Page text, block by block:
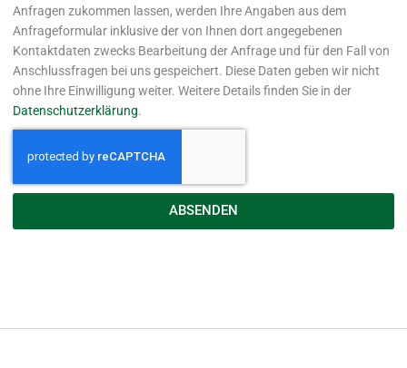
Anfragen zukommen lassen, werden Ihre Angaben aus dem
Anfrageformular inklusive der von Ihnen dort angegebenen
Kontaktdaten zwecks Bearbeitung der Anfrage und für den Fall von
Anschlussfragen bei uns gespeichert. Diese Daten geben wir nicht
ohne Ihre Einwilligung weiter. Weitere Details finden Sie in der
Datenschutzerklärung.
ABSENDEN